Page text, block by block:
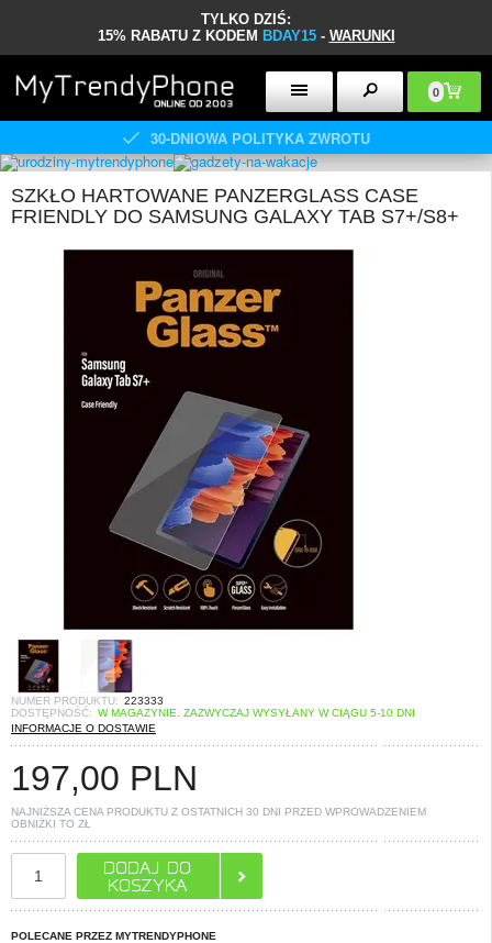
TYLKO DZIŚ:
15% RABATU Z KODEM BDAY15- WARUNKI
0
30-DNIOWA POLITYKA ZWROTU
SZKŁO HARTOWANE PANZERGLASS CASE
FRIENDLY DO SAMSUNG GALAXY TAB S7+/S8+
NUMER PRODUKTU: 223333
DOSTĘPNOŚĆ: W MAGAZYNIE. ZAZWYCZAJ WYSYŁANY W CIĄGU 5-10 DNI
INFORMACJE O DOSTAWIE
197,00 PLN
NAJNIŻSZA CENA PRODUKTU Z OSTATNICH 30 DNI PRZED WPROWADZENIEM
OBNIŻKI TO ZŁ
POLECANE PRZEZ MYTRENDYPHONE